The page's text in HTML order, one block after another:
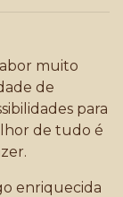
muito
de
para
de tudo é
enriquecida